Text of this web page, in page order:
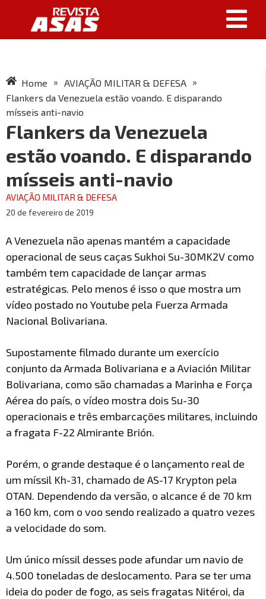
Home » AVIAÇÃO MILITAR & DEFESA »
Flankers da Venezuela estão voando. E disparando
mísseis anti-navio
Flankers da Venezuela
estão voando. E disparando
mísseis anti-navio
AVIAÇÃO MILITAR & DEFESA
20 de fevereiro de 2019
A Venezuela não apenas mantém a capacidade
operacional de seus caças Sukhoi Su-30MK2V como
também tem capacidade de lançar armas
estratégicas. Pelo menos é isso o que mostra um
vídeo postado no Youtube pela Fuerza Armada
Nacional Bolivariana.
Supostamente filmado durante um exercício
conjunto da Armada Bolivariana e a Aviación Militar
Bolivariana, como são chamadas a Marinha e Força
Aérea do país, o vídeo mostra dois Su-30
operacionais e três embarcações militares, incluindo
a fragata F-22 Almirante Brión.
Porém, o grande destaque é o lançamento real de
um míssil Kh-31, chamado de AS-17 Krypton pela
OTAN. Dependendo da versão, o alcance é de 70 km
a 160 km, com o voo sendo realizado a quatro vezes
a velocidade do som.
Um único míssil desses pode afundar um navio de
4.500 toneladas de deslocamento. Para se ter uma
ideia do poder de fogo, as seis fragatas Nitéroi, da